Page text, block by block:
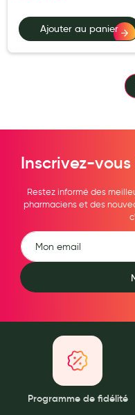
Ajouter au panier
Inscrivez-
Restez informé des
pharmaciens et des
Programme de fidélité